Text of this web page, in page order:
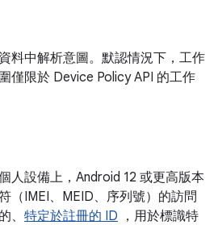
料中解析意圖。默認情況下，工作
僅限於 Device Policy API 的工作
人設備上，Android 12 或更高版本
（IMEI、MEID、序列號）的訪問
、 特定於註冊的 ID ，用於標識特